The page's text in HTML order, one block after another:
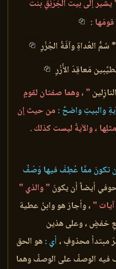
إلى بيت الخِرْنِقِ بنت
:
العُداةِ وآفَةُ الجُزْرِ
مَعاقِدَ الأُزْرِ
النازِلين " ، وهما صفتان لقومٍ
والبيتِ واضحٌ : من حيث إن
، والآيةُ ليست كذلك .
تكونَ ممَّا عُطِفَ فيها وَصْفٌ
أيضاً أن يكونَ " والذي "
" ، وأجاز هو وابنُ عطية
خفضٍ ، وعلى هذين
مبتدأ محذوفٍ ، أي :هو الحق
الوصفُ على الوصفُ وهما